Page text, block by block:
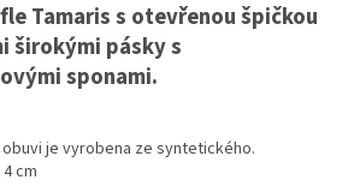
Tamaris s otevřenou špičkou
širokými páskys
sponami.
je vyrobena ze syntetického.
cm